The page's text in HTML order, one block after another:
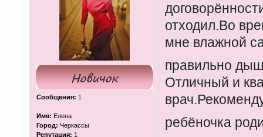
Сообщения: 1
Имя: Елена
Город: Черкассы
Репутация: 1
отходил.Во
мне влажной
правильно
Отличный и
ребёночка